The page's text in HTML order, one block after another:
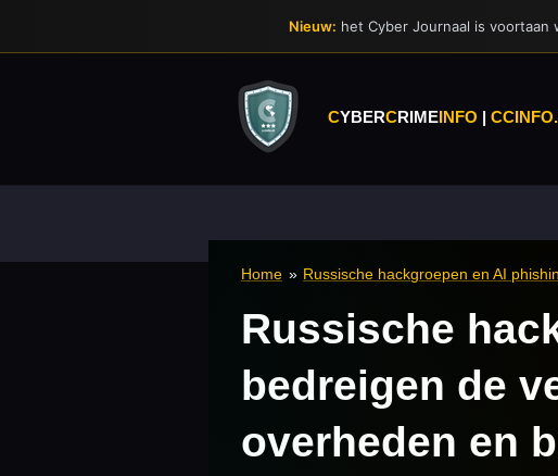
CYBERCRIMEINFO |
Home » Russische hackgroepen en AI
Russische
bedreigen de
overheden en
Nieuw: het Cyber Journaal is